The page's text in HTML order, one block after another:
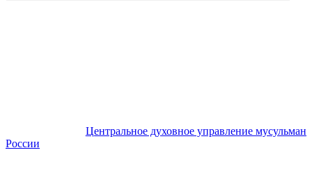
Центральное духовное управление мусульман
России